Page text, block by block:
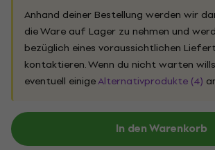
Anhand deiner Bestellung werden wir
die Ware auf Lager zu nehmen und
bezüglich eines voraussichtlichen
kontaktieren. Wenn du nicht warten
eventuell einigeAlternativprodukte (4)
In den Warenkorb